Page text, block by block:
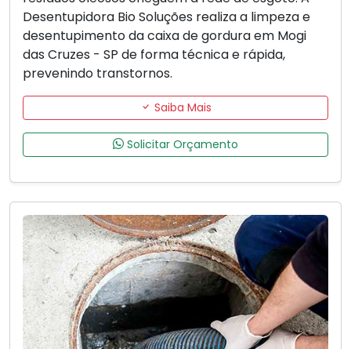
Desentupidora Bio Soluções realiza a limpeza e
desentupimento da caixa de gordura em Mogi
das Cruzes - SP de forma técnica e rápida,
prevenindo transtornos.
Saiba Mais
Solicitar Orçamento